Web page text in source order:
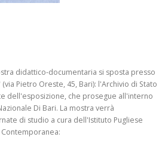
didattico-documentaria si sposta presso
Pietro Oreste, 45, Bari): l'Archivio di Stato
dell'esposizione, che prosegue all'interno
Di Bari. La mostra verrà
di studio a cura dell'Istituto Pugliese